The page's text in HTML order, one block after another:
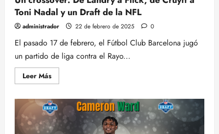
Toni Nadal y un Draft de la NFL
administrador 22 de febrero de 2025 0
El pasado 17 de febrero, el Fútbol Club Barcelona jugó
un partido de liga contra el Rayo...
Leer MásLeer
más
Un
crossover:
De
Landry
a